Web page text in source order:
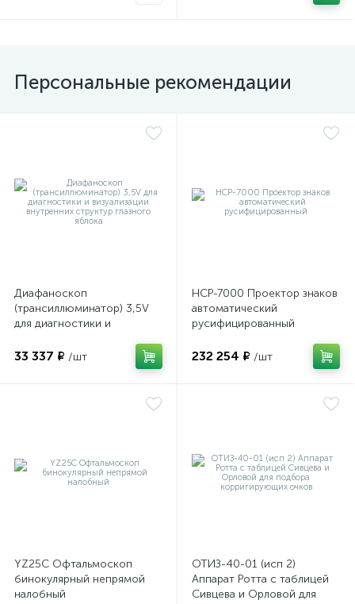
Персональные рекомендации
Диафаноскоп
(трансиллюминатор) 3,5V
для диагностики и
структур глазного яблока
33 337 ₽ /шт
НСР-7000 Проектор знаков
автоматический
русифицированный
232 254 ₽ /шт
YZ25C Офтальмоскоп
бинокулярный непрямой
налобный
ОТИЗ-40-01 (исп 2)
Аппарат Ротта с таблицей
Сивцева и Орловой для